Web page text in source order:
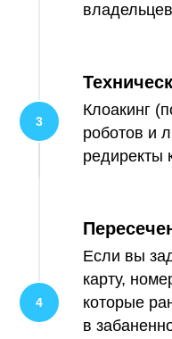
Клоакинг
роботов и
редиректы
Если вы
карту,
которые
в